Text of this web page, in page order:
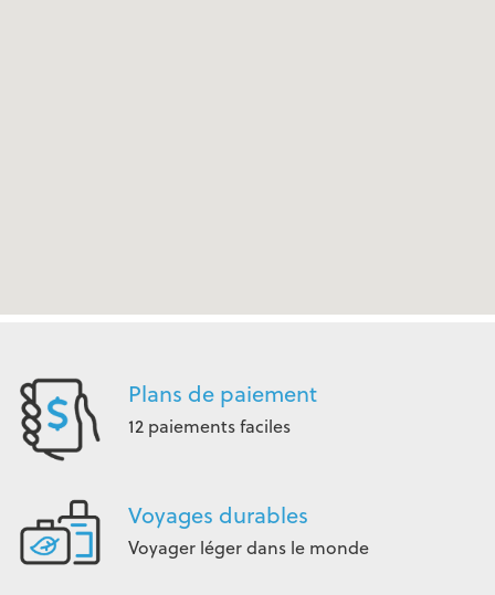
Plans de paiement
12 paiements faciles
Voyages durables
Voyager léger dans le monde